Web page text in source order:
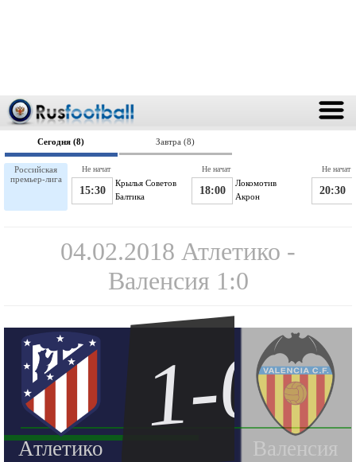
Сегодня (8) Завтра (8)
Российская
премьер-лига
Крылья Советов
15:30 Балтика
Не начат
Локомотив
18:00 Акрон
Не начат
20:30
Не начат
04.02.2018 Атлетико -
Валенсия 1:0
Атлетико Валенсия
1-0